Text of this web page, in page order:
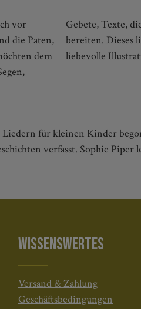
vor
die Paten,
dem
zarte,
liebevolle
für kleinen Kinder
verfasst. Sophie
WISSENSWERTES
Versand & Zahlung
Geschäftsbedingungen